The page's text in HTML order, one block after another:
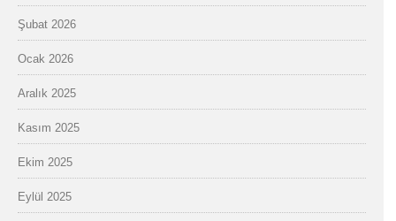
Şubat 2026
Ocak 2026
Aralık 2025
Kasım 2025
Ekim 2025
Eylül 2025